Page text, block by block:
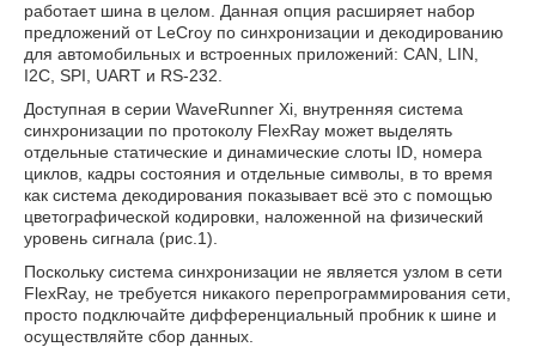
работает шина в целом. Данная опция расширяет набор
предложений от LeCroy по синхронизации и декодированию
для автомобильных и встроенных приложений: CAN, LIN,
I2C, SPI, UART и RS-232.
Доступная в серии WaveRunner Xi, внутренняя система
синхронизации по протоколу FlexRay может выделять
отдельные статические и динамические слоты ID, номера
циклов, кадры состояния и отдельные символы, в то время
как система декодирования показывает всё это с помощью
цветографической кодировки, наложенной на физический
уровень сигнала (рис.1).
Поскольку система синхронизации не является узлом в сети
FlexRay, не требуется никакого перепрограммирования сети,
просто подключайте дифференциальный пробник к шине и
осуществляйте сбор данных.